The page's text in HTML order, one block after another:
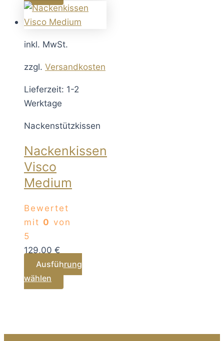
Produkt
weist
Varianten
auf.
Optionen
Produktseite
gewählt
inkl. MwSt.
zzgl. Versandkosten
Lieferzeit: 1-2
Werktage
Nackenstützkissen
Nackenkissen
Visco
Medium
Bewertet
mit 0 von
5
129,00 €
Ausführung
wählen
Dieses
Produkt
Varianten